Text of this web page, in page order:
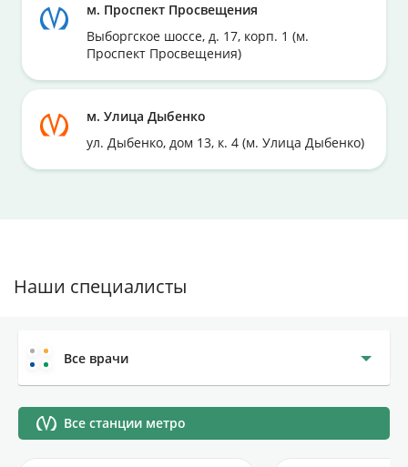
м. Проспект Просвещения
Выборгское шоссе, д. 17, корп. 1 (м.
Проспект Просвещения)
м. Улица Дыбенко
ул. Дыбенко, дом 13, к. 4 (м. Улица Дыбенко)
Наши специалисты
Все врачи
Все станции метро